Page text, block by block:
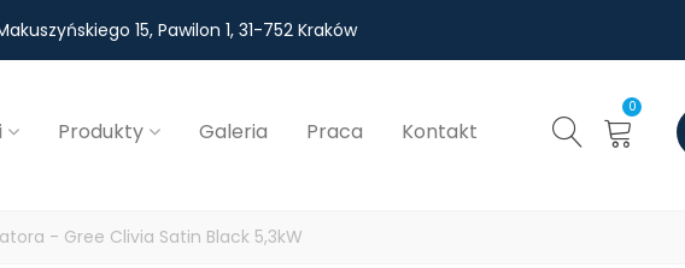
15, Pawilon 1, 31-752 Kraków
Produkty Galeria Praca Kontakt
0
- Gree Clivia Satin Black 5,3kW